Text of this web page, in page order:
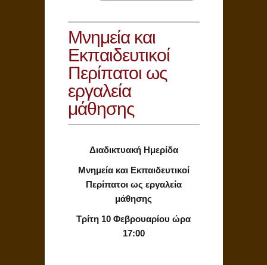
Μνημεία και
Εκπαιδευτικοί
Περίπατοι ως
εργαλεία
μάθησης
Διαδικτυακή Ημερίδα
Μνημεία και Εκπαιδευτικοί
Περίπατοι ως εργαλεία
μάθησης
Τρίτη 10 Φεβρουαρίου ώρα
17:00